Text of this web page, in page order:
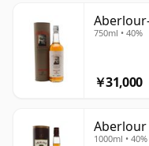
750ml • 40%
￥31,000
Aberlour
1000ml • 40%